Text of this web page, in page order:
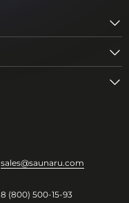
sales@saunaru.com
8 (800) 500-15-93